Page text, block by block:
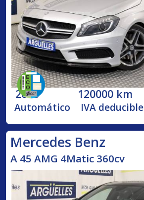
2013 120000 km
Automático IVA deducible
Mercedes Benz
A 45 AMG 4Matic 360cv